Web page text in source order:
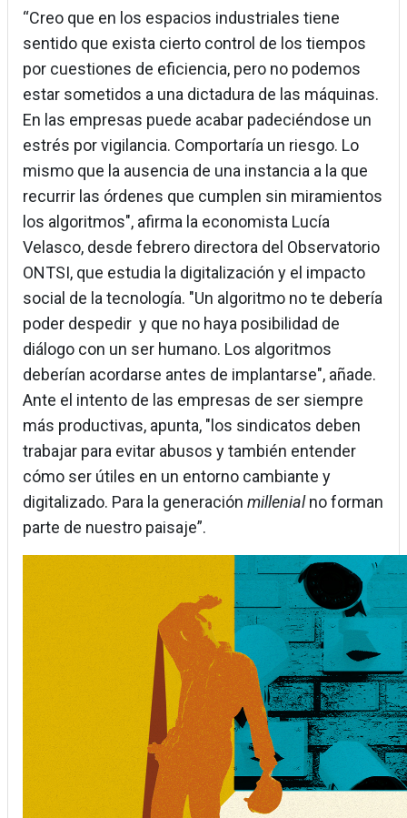
“Creo que en los espacios industriales tiene
sentido que exista cierto control de los tiempos
por cuestiones de eficiencia, pero no podemos
estar sometidos a una dictadura de las máquinas.
En las empresas puede acabar padeciéndose un
estrés por vigilancia. Comportaría un riesgo. Lo
mismo que la ausencia de una instancia a la que
recurrir las órdenes que cumplen sin miramientos
los algoritmos", afirma la economista Lucía
Velasco, desde febrero directora del Observatorio
ONTSI, que estudia la digitalización y el impacto
social de la tecnología. "Un algoritmo no te debería
poder despedir y que no haya posibilidad de
diálogo con un ser humano. Los algoritmos
deberían acordarse antes de implantarse", añade.
Ante el intento de las empresas de ser siempre
más productivas, apunta, "los sindicatos deben
trabajar para evitar abusos y también entender
cómo ser útiles en un entorno cambiante y
digitalizado. Para la generación millenialno forman
parte de nuestro paisaje”.